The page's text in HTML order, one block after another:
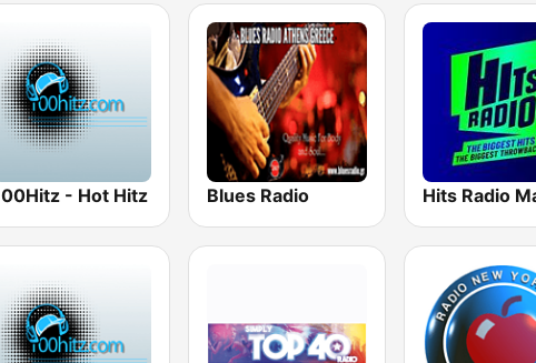
- Hot Hitz Blues Radio